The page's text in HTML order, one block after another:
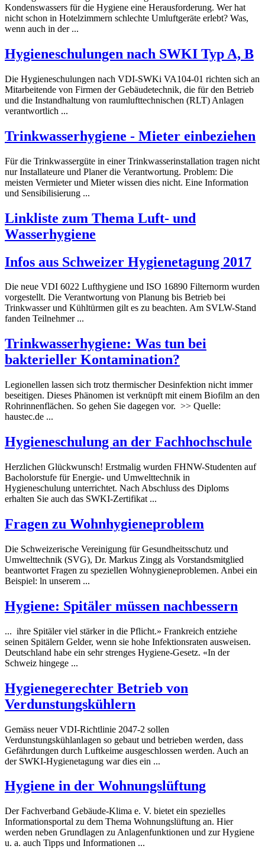
Kondenswassers für die Hygiene eine Herausforderung. Wer hat
nicht schon in Hotelzimmern schlechte Umluftgeräte erlebt? Was,
wenn auch in der ...
Hygieneschulungen nach SWKI Typ A, B
Die Hygieneschulungen nach VDI-SWKi VA104-01 richten sich an
Mitarbeitende von Firmen der Gebäudetechnik, die für den Betrieb
und die Instandhaltung von raumlufttechnischen (RLT) Anlagen
verantwortlich ...
Trinkwasserhygiene - Mieter einbeziehen
Für die Trinkwassergüte in einer Trinkwasserinstallation tragen nicht
nur Installateure und Planer die Verantwortung. Problem: Die
meisten Vermieter und Mieter wissen dies nicht. Eine Information
und Sensibilisierung ...
Linkliste zum Thema Luft- und
Wasserhygiene
Infos aus Schweizer Hygienetagung 2017
Die neue VDI 6022 Lufthygiene und ISO 16890 Filternorm wurden
vorgestellt. Die Verantwortung von Planung bis Betrieb bei
Trinkwasser und Kühltürmen gilt es zu beachten. Am SVLW-Stand
fanden Teilnehmer ...
Trinkwasserhygiene: Was tun bei
bakterieller Kontamination?
Legionellen lassen sich trotz thermischer Desinfektion nicht immer
beseitigen. Dieses Phänomen ist verknüpft mit einem Biofilm an den
Rohrinnenflächen. So gehen Sie dagegen vor. >> Quelle:
haustec.de ...
Hygieneschulung an der Fachhochschule
Herzlichen Glückwunsch! Erstmalig wurden FHNW-Studenten auf
Bacholorstufe für Energie- und Umwelttechnik in
Hygieneschulung unterrichtet. Nach Abschluss des Diploms
erhalten Sie auch das SWKI-Zertifikat ...
Fragen zu Wohnhygieneproblem
Die Schweizerische Vereinigung für Gesundheitsschutz und
Umwelttechnik (SVG), Dr. Markus Zingg als Vorstandsmitglied
beantwortet Fragen zu speziellen Wohnygieneproblemen. Anbei ein
Beispiel: ln unserem ...
Hygiene: Spitäler müssen nachbessern
... ihre Spitäler viel stärker in die Pflicht.» Frankreich entziehe
seinen Spitälern Gelder, wenn sie hohe Infektionsraten ausweisen.
Deutschland habe ein sehr strenges Hygiene-Gesetz. «In der
Schweiz hingege ...
Hygienegerechter Betrieb von
Verdunstungskühlern
Gemäss neuer VDI-Richtlinie 2047-2 sollen
Verdunstungskühlanlagen so gebaut und betrieben werden, dass
Gefährdungen durch Luftkeime ausgeschlossen werden. Auch an
der SWKI-Hygienetagung war dies ein ...
Hygiene in der Wohnungslüftung
Der Fachverband Gebäude-Klima e. V. bietet ein spezielles
Informationsportal zu dem Thema Wohnungslüftung an. Hier
werden neben Grundlagen zu Anlagenfunktionen und zurHygiene
u. a. auch Tipps und Informationen ...